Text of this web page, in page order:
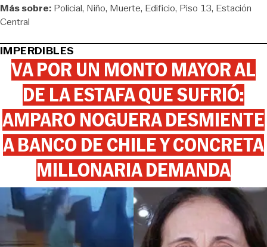
Más sobre: Policial Niño Muerte Edificio Piso 13 Estación
Central
IMPERDIBLES
VA POR UN MONTO MAYOR AL
DE LA ESTAFA QUE SUFRIÓ:
AMPARO NOGUERA DESMIENTE
A BANCO DE CHILE Y CONCRETA
MILLONARIA DEMANDA